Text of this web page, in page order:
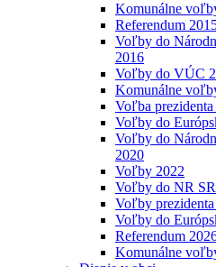
Komunálne
Referendum
Voľby do
2016
Voľby do VÚC
Komunálne
Voľba
Voľby do
Voľby do
2020
Voľby 2022
Voľby do NR
Voľby
Voľby do
Referendum
Komunálne